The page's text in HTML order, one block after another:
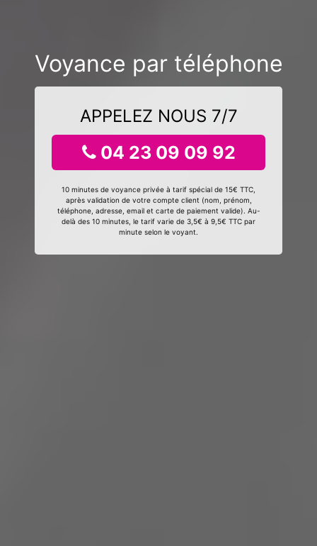
Voyance par téléphone
APPELEZ NOUS 7/7
04 23 09 09 92
10 minutes de voyance privée à tarif spécial de 15€ TTC,
après validation de votre compte client (nom, prénom,
téléphone, adresse, email et carte de paiement valide). Au-
delà des 10 minutes, le tarif varie de 3,5€ à 9,5€ TTC par
minute selon le voyant.